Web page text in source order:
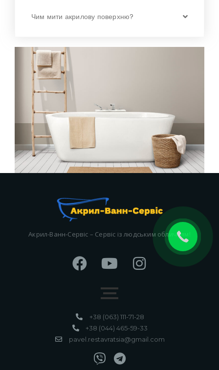
Чим мити акрилову поверхню?
Акрил-Ванн-Сервіс – Сервіс із людським обличчям!
+38 (063) 111-71-28
+38 (044) 465-59-33
pavel.restavratsia@gmail.com